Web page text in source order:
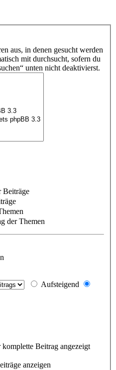
aus, in denen gesucht werden
mit durchsucht, sofern du
unten nicht deaktivierst.
Beiträge
der Themen
Aufsteigend
Beitrag angezeigt
anzeigen